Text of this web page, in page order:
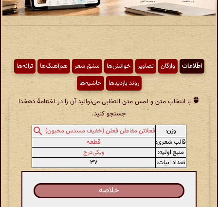
اطّلاعات واژگان تصاویر خوانش‌ها مشق شعر هم‌آهنگ‌ها
ترانه‌ها
روند بازدیدها
حاشیه‌ها
با انتخاب متن و لمس متن انتخابی می‌توانید آن را در لغتنامهٔ دهخدا
جستجو کنید.
وزن:
فعلاتن مفاعلن فعلن (خفیف مسدس مخبون)
قالب شعری:
قطعه
منبع اولیه:
ویکی‌درج
تعداد ابیات:
۳۷
خلاصه